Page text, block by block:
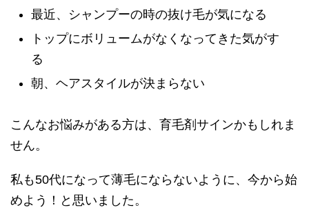
最近、シャンプーの時の抜け毛が気になる
トップにボリュームがなくなってきた気がす
る
朝、ヘアスタイルが決まらない
こんなお悩みがある方は、育毛剤サインかもしれま
せん。
私も50代になって薄毛にならないように、今から始
めよう！と思いました。